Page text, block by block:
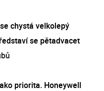
chystá velkolepý
se pětadvacet
priorita. Honeywell